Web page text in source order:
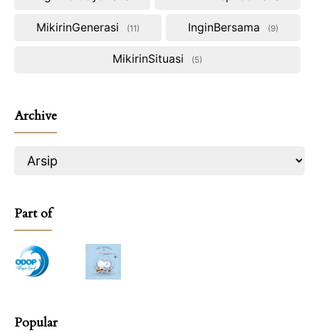
MikirinGenerasi 11 InginBersama 9
MikirinSituasi 5
Archive
Part of
Popular